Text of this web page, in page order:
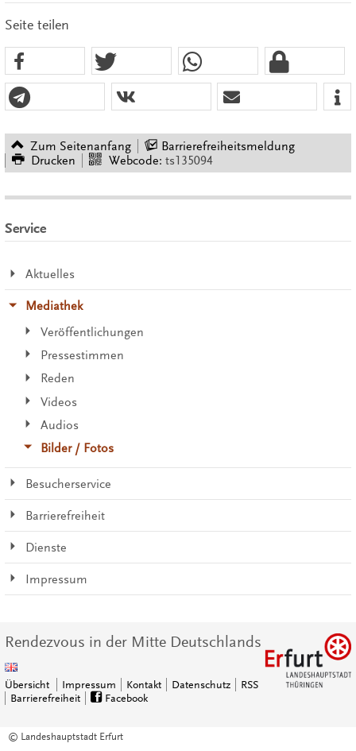
Seite teilen
Zum Seitenanfang
Barrierefreiheitsmeldung
Drucken
Webcode: ts135094
Service
Aktuelles
Mediathek
Veröffentlichungen
Pressestimmen
Reden
Videos
Audios
Bilder / Fotos
Besucherservice
Barrierefreiheit
Dienste
Impressum
Rendezvous in der Mitte Deutschlands
Übersicht Impressum Kontakt Datenschutz
RSS
Barrierefreiheit
Facebook
© Landeshauptstadt Erfurt